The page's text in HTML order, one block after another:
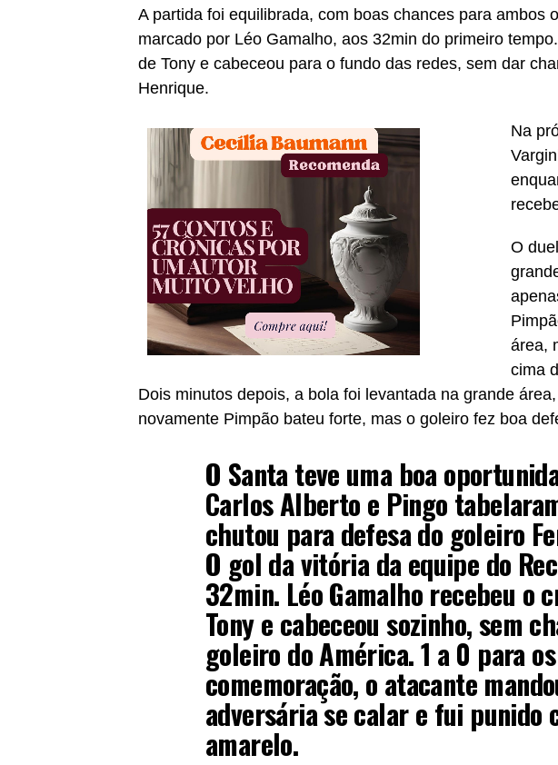
A partida foi equilibrada, com boas chances para ambos
marcado por Léo Gamalho, aos 32min do primeiro
de Tony e cabeceou para o fundo das redes, sem dar
Henrique.
Na
O
área,
cima
Dois minutos depois, a bola foi levantada na grande
novamente Pimpão bateu forte, mas o goleiro fez boa
O Santa teve uma boa
Carlos Alberto e Pingo
chutou para defesa do goleiro
O gol da vitória da equipe do
32min. Léo Gamalho recebeu o
Tony e cabeceou sozinho, sem
goleiro do América. 1 a 0 para
comemoração, o atacante
adversária se calar e fui punido
amarelo.